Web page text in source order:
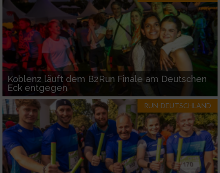
Koblenz läuft dem B2Run Finale am Deutschen
Eck entgegen
RUN-DEUTSCHLAND